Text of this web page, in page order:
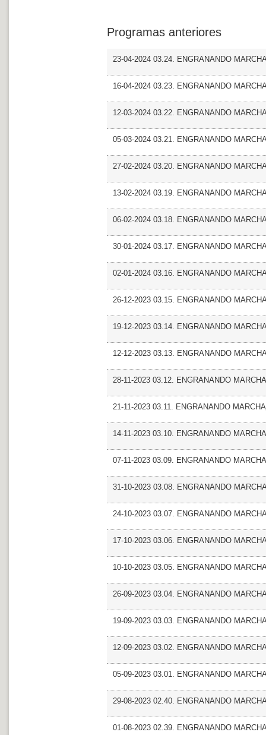
Programas anteriores
23-04-2024 03.24. ENGRANANDO
16-04-2024 03.23. ENGRANANDO
12-03-2024 03.22. ENGRANANDO
05-03-2024 03.21. ENGRANANDO
27-02-2024 03.20. ENGRANANDO
13-02-2024 03.19. ENGRANANDO
06-02-2024 03.18. ENGRANANDO
30-01-2024 03.17. ENGRANANDO
02-01-2024 03.16. ENGRANANDO
26-12-2023 03.15. ENGRANANDO
19-12-2023 03.14. ENGRANANDO
12-12-2023 03.13. ENGRANANDO
28-11-2023 03.12. ENGRANANDO
21-11-2023 03.11. ENGRANANDO
14-11-2023 03.10. ENGRANANDO
07-11-2023 03.09. ENGRANANDO
31-10-2023 03.08. ENGRANANDO
24-10-2023 03.07. ENGRANANDO
17-10-2023 03.06. ENGRANANDO
10-10-2023 03.05. ENGRANANDO
26-09-2023 03.04. ENGRANANDO
19-09-2023 03.03. ENGRANANDO
12-09-2023 03.02. ENGRANANDO
05-09-2023 03.01. ENGRANANDO
29-08-2023 02.40. ENGRANANDO
01-08-2023 02.39. ENGRANANDO